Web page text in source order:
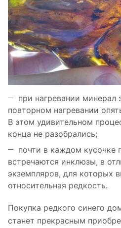
при нагревании минерал
повторном нагревании
В этом удивительном
конца не разобрались;
почти в каждом кусочке
встречаются инклюзы, в
экземпляров, для которых
относительная редкость.
Покупка редкого синего
станет прекрасным